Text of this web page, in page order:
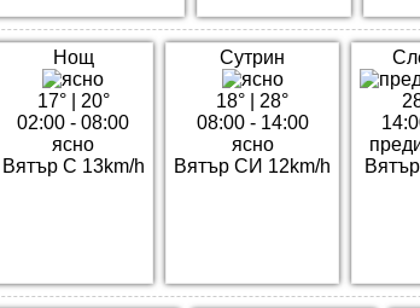
Нощ
17°| 20°
02:00 - 08:00
ясно
Вятър С 13km/h
Сутрин
18°
28°
08:00 - 14:00
ясно
Вятър СИ 12km/h